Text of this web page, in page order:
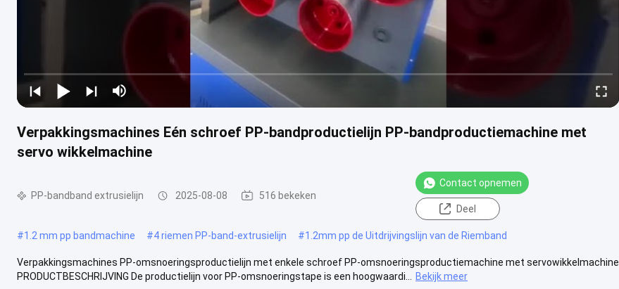
Verpakkingsmachines Eén schroef PP-bandproductielijn PP-bandproductiemachine met
servo wikkelmachine
PP-bandband extrusielijn 2025-08-08 516 bekeken
Contact opnemen
Deel
#1.2 mm pp bandmachine #4 riemen PP-band-extrusielijn #1.2mm pp de Uitdrijvingslijn van de Riemband
Verpakkingsmachines PP-omsnoeringsproductielijn met enkele schroef PP-omsnoeringsproductiemachine met servowikkelmachine​
PRODUCTBESCHRIJVING De productielijn voor PP-omsnoeringstape is een hoogwaardi...
Bekijk meer